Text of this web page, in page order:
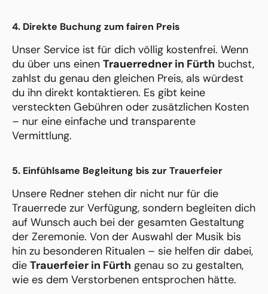
4. Direkte Buchung zum fairen Preis
Unser Service ist für dich völlig kostenfrei. Wenn
du über uns einen Trauerredner in Fürth buchst,
zahlst du genau den gleichen Preis, als würdest
du ihn direkt kontaktieren. Es gibt keine
versteckten Gebühren oder zusätzlichen Kosten
– nur eine einfache und transparente
Vermittlung.
5. Einfühlsame Begleitung bis zur Trauerfeier
Unsere Redner stehen dir nicht nur für die
Trauerrede zur Verfügung, sondern begleiten dich
auf Wunsch auch bei der gesamten Gestaltung
der Zeremonie. Von der Auswahl der Musik bis
hin zu besonderen Ritualen – sie helfen dir dabei,
die Trauerfeier in Fürth genau so zu gestalten,
wie es dem Verstorbenen entsprochen hätte.